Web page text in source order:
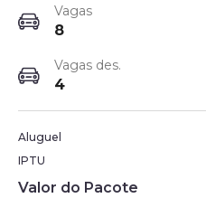
Vagas
8
Vagas des.
4
Aluguel
IPTU
Valor do Pacote